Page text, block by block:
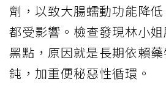
劑，以致大腸蠕動功能降
都受影響。檢查發現林小
黑點，原因就是長期依賴
鈍，加重便秘惡性循環。